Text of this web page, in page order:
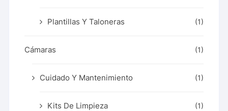
Plantillas Y Taloneras (1)
Cámaras (1)
Cuidado Y Mantenimiento (1)
Kits De Limpieza (1)